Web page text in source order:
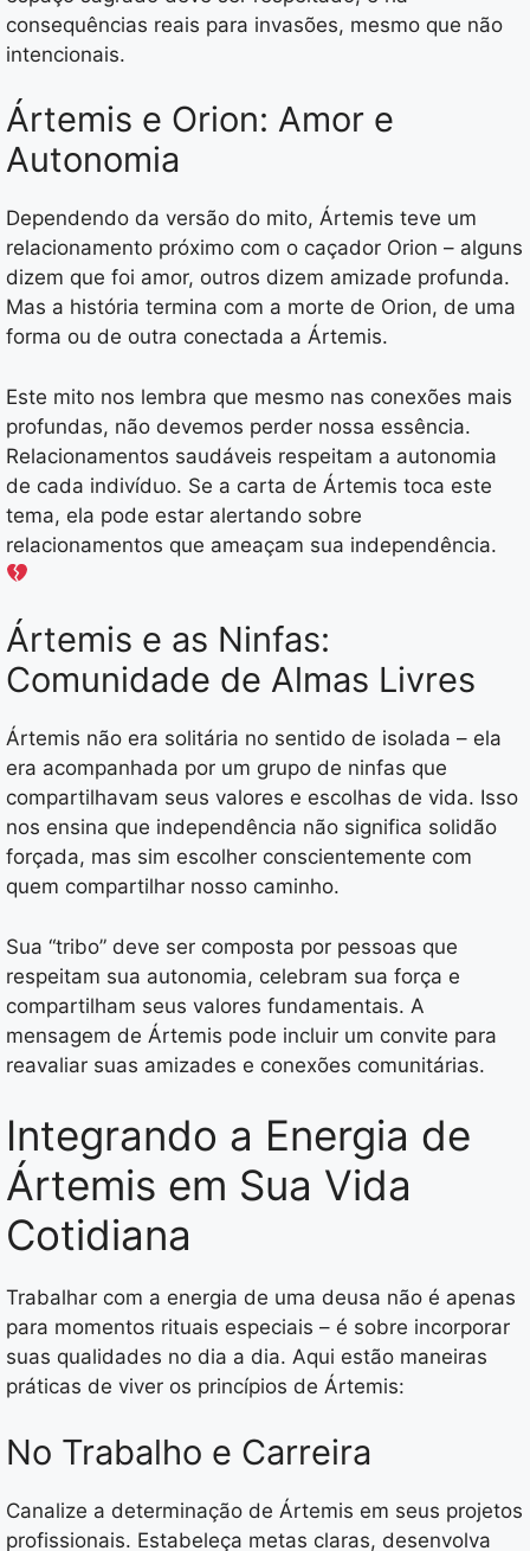
consequências reais para invasões, mesmo que não
intencionais.
Ártemis e Orion: Amor e
Autonomia
Dependendo da versão do mito, Ártemis teve um
relacionamento próximo com o caçador Orion – alguns
dizem que foi amor, outros dizem amizade profunda.
Mas a história termina com a morte de Orion, de uma
forma ou de outra conectada a Ártemis.
Este mito nos lembra que mesmo nas conexões mais
profundas, não devemos perder nossa essência.
Relacionamentos saudáveis respeitam a autonomia
de cada indivíduo. Se a carta de Ártemis toca este
tema, ela pode estar alertando sobre
relacionamentos que ameaçam sua independência.
Ártemis e as Ninfas:
Comunidade de Almas Livres
Ártemis não era solitária no sentido de isolada – ela
era acompanhada por um grupo de ninfas que
compartilhavam seus valores e escolhas de vida. Isso
nos ensina que independência não significa solidão
forçada, mas sim escolher conscientemente com
quem compartilhar nosso caminho.
Sua “tribo” deve ser composta por pessoas que
respeitam sua autonomia, celebram sua força e
compartilham seus valores fundamentais. A
mensagem de Ártemis pode incluir um convite para
reavaliar suas amizades e conexões comunitárias.
Integrando a Energia de
Ártemis em Sua Vida
Cotidiana
Trabalhar com a energia de uma deusa não é apenas
para momentos rituais especiais – é sobre incorporar
suas qualidades no dia a dia. Aqui estão maneiras
práticas de viver os princípios de Ártemis:
No Trabalho e Carreira
Canalize a determinação de Ártemis em seus projetos
profissionais. Estabeleça metas claras, desenvolva